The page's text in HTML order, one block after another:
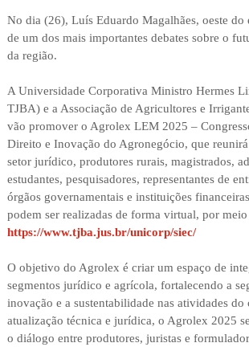
No dia (26), Luís Eduardo Magalhães, oeste do
de um dos mais importantes debates sobre o
da região.
A Universidade Corporativa Ministro Hermes
TJBA) e a Associação de Agricultores e
vão promover o Agrolex LEM 2025 –
Direito e Inovação do Agronegócio, que reunirá
setor jurídico, produtores rurais, magistrados,
estudantes, pesquisadores, representantes de
órgãos governamentais e instituições
podem ser realizadas de forma virtual, por
https://www.tjba.jus.br/unicorp/siec/
O objetivo do Agrolex é criar um espaço de
segmentos jurídico e agrícola, fortalecendo a
inovação e a sustentabilidade nas atividades
atualização técnica e jurídica, o Agrolex 2025
o diálogo entre produtores, juristas e